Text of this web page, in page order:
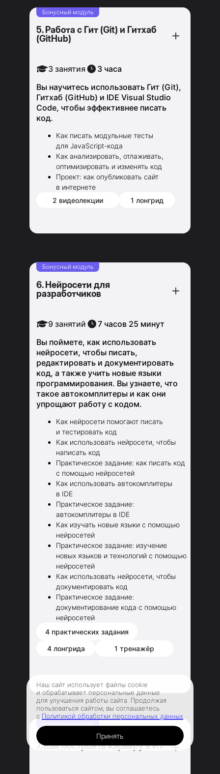
Бонусный модуль
5. Работа с Гит (Git) и Гитхаб
(GitHub)
Вы научитесь использовать Гит (Git),
Гитхаб (GitHub) и IDE Visual Studio
Code, чтобы эффективнее писать
код.
Как писать модульные тесты
для JavaScript-кода
Как анализировать, отлаживать,
оптимизировать и изменять код
Проект: как опубликовать сайт
в интернете
2 видеолекции
1 лонгрид
3 занятия 3 часа
Бонусный модуль
6. Нейросети для
разработчиков
Вы поймете, как использовать
нейросети, чтобы писать,
редактировать и документировать
код, а также учить новые языки
программирования. Вы узнаете, что
такое автокомплитеры и как они
упрощают работу с кодом.
Как нейросети помогают писать
и тестировать код
Как использовать нейросети, чтобы
написать код
Практическое задание: как писать код
с помощью нейросетей
Как использовать автокомплитеры
в IDE
Практическое задание:
автокомплитеры в IDE
Как изучать новые языки с помощью
нейросетей
Практическое задание: изучение
новых языков и технологий с помощью
нейросетей
Как использовать нейросети, чтобы
документировать код
Практическое задание:
документирование кода с помощью
нейросетей
4 практических задания
4 лонгрида
1 тренажёр
9 занятий 7 часов 25 минут
7. Как построить карьеру в ИТ
Принять
Наш сайт использует файлы cookie
и обрабатывает персональные данные
для улучшения работы сайта. Продолжая
пользоваться сайтом, вы соглашаетесь
с Политикой обработки персональных данных